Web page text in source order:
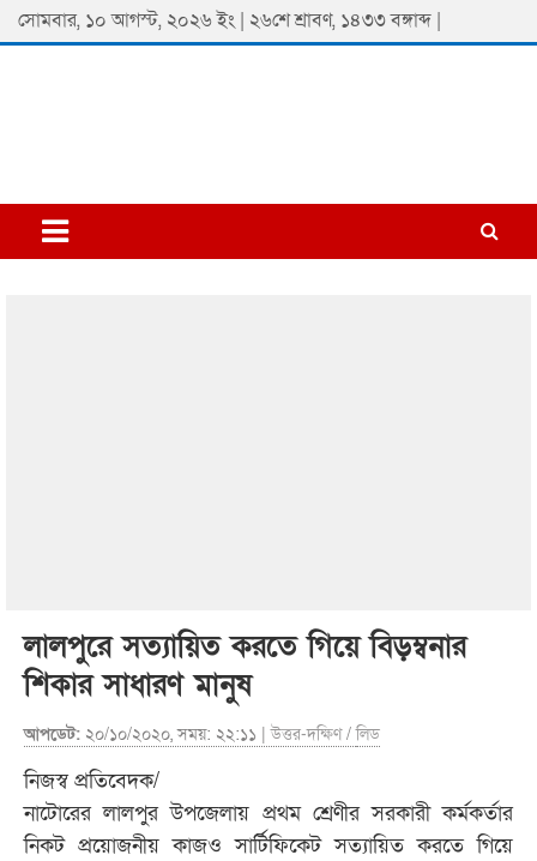
Skip
to
সোমবার, ১০ আগস্ট, ২০২৬ ইং | ২৬শে শ্রাবণ, ১৪৩৩ বঙ্গাব্দ |
Padmaprobaha
Online Newspaper Portal
লালপুরে সত্যায়িত করতে গিয়ে বিড়ম্বনার
শিকার সাধারণ মানুষ
আপডেট: ২০/১০/২০২০, সময়: ২২:১১ |উত্তর-দক্ষিণ/লিড
নিজস্ব প্রতিবেদক/
নাটোরের লালপুর উপজেলায় প্রথম শ্রেণীর সরকারী কর্মকর্তার
নিকট প্রয়োজনীয় কাজও সার্টিফিকেট সত্যায়িত করতে গিয়ে